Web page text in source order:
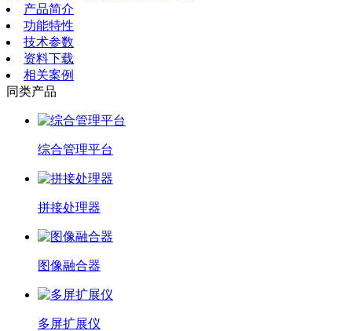
产品简介
功能特性
技术参数
资料下载
相关案例
同类产品
综合管理平台
拼接处理器
图像融合器
多屏扩展仪